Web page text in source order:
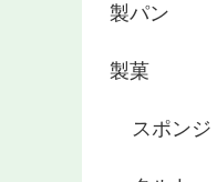
製パン
製菓
スポンジ